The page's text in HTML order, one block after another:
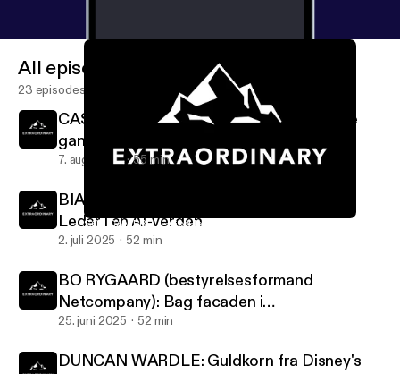
SOL CAMPBELL: God ledelse ifølge en fodbold-legende
EXTRAORDINARY v/ Jonathan Løw
All episodes
23 episodes
CASPER CHRISTENSEN: Den allerførste
gang
7. aug. 2025 55 min
BIANCA BRUHN (CEO Google Danmark):
Leder i en AI-verden
2. juli 2025 52 min
BO RYGAARD (bestyrelsesformand
Netcompany): Bag facaden i
bestyrelseslokalet
25. juni 2025 52 min
DUNCAN WARDLE: Guldkorn fra Disney's